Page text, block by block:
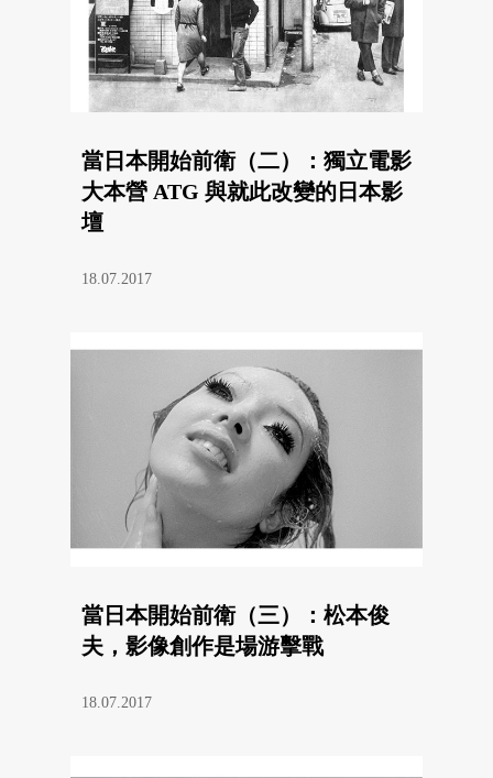
當日本開始前衛（二）：獨立電影
大本營 ATG 與就此改變的日本影
壇
18.07.2017
當日本開始前衛（三）：松本俊
夫，影像創作是場游擊戰
18.07.2017